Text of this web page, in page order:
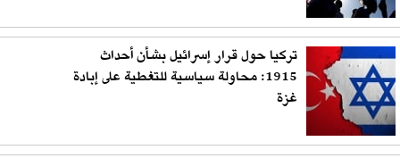
تركيا حول قرار إسرائيل بشأن أحداث
1915: محاولة سياسية للتغطية على إبادة
غزة